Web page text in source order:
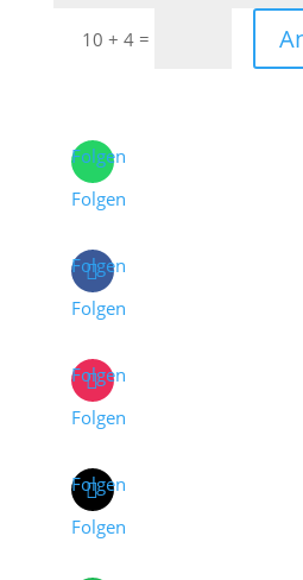
10 + 4 =
Folgen
Folgen
Folgen
Folgen
Folgen
Folgen
Folgen
Folgen